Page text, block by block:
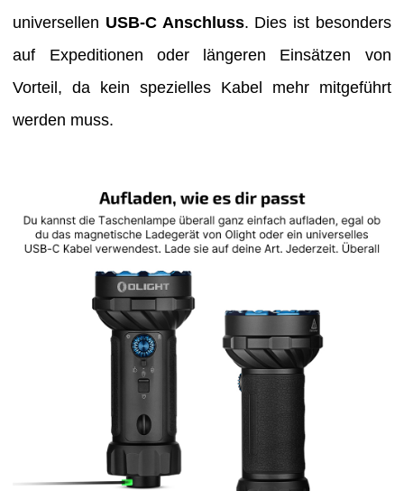
universellen USB-C Anschluss. Dies ist besonders
auf Expeditionen oder längeren Einsätzen von
Vorteil, da kein spezielles Kabel mehr mitgeführt
werden muss.